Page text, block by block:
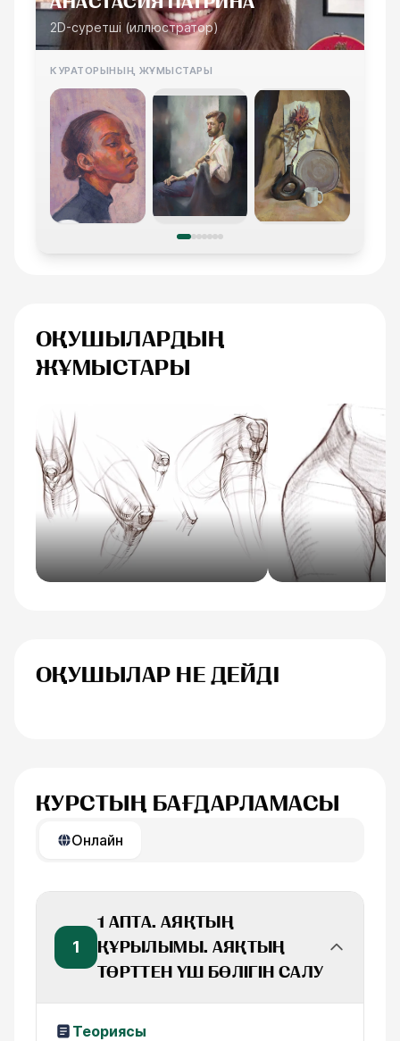
2D-суретші (иллюстратор)
КУРАТОРЫНЫҢ ЖҰМЫСТАРЫ
ОҚУШЫЛАРДЫҢ
ЖҰМЫСТАРЫ
ОҚУШЫЛАР НЕ ДЕЙДІ
Анна Иванова
КУРСТЫҢ БАҒДАРЛАМАСЫ
Онлайн
1
1 АПТА. АЯҚТЫҢ
ҚҰРЫЛЫМЫ. АЯҚТЫҢ
ТӨРТТЕН ҮШ БӨЛІГІН САЛУ
Теориясы